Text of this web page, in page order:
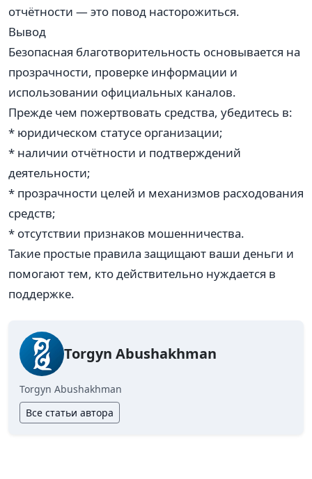
отчётности — это повод насторожиться.
Вывод
Безопасная благотворительность основывается на
прозрачности, проверке информации и
использовании официальных каналов.
Прежде чем пожертвовать средства, убедитесь в:
* юридическом статусе организации;
* наличии отчётности и подтверждений
деятельности;
* прозрачности целей и механизмов расходования
средств;
* отсутствии признаков мошенничества.
Такие простые правила защищают ваши деньги и
помогают тем, кто действительно нуждается в
поддержке.
Torgyn Abushakhman
Torgyn Abushakhman
Все статьи автора